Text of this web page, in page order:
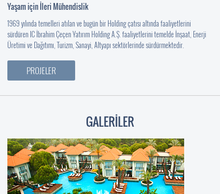
Yaşam için İleri Mühendislik
1969 yılında temelleri atılan ve bugün bir Holding çatısı altında faaliyetlerini
sürdüren IC İbrahim Çeçen Yatırım Holding A.Ş. faaliyetlerini temelde İnşaat, Enerji
Üretimi ve Dağıtımı, Turizm, Sanayi, Altyapı sektörlerinde sürdürmektedir.
PROJELER
GALERİLER